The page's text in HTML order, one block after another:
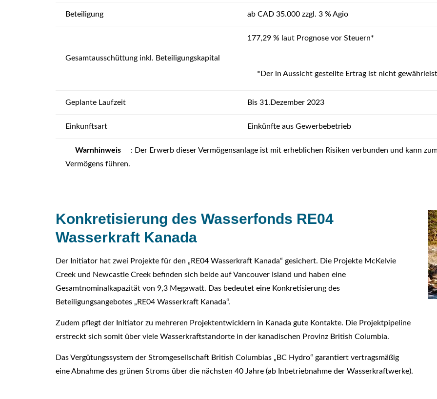
Beteiligung ab CAD 35.000 zzgl. 3 % Agio
Gesamtausschüttung inkl. Beteiligungskapital
177,29 % laut Prognose vor Steuern*
*Der in Aussicht gestellte Ertrag ist nicht
Geplante Laufzeit Bis 31.Dezember 2023
Einkunftsart Einkünfte aus Gewerbebetrieb
Warnhinweis
: Der Erwerb dieser Vermögensanlage ist mit erheblichen Risiken verbunden und kann
Vermögens führen.
Konkretisierung des Wasserfonds RE04
Wasserkraft Kanada
Der Initiator hat zwei Projekte für den „RE04 Wasserkraft Kanada“ gesichert. Die Projekte McKelvie
Creek und Newcastle Creek befinden sich beide auf Vancouver Island und haben eine
Gesamtnominalkapazität von 9,3 Megawatt. Das bedeutet eine Konkretisierung des
Beteiligungsangebotes „RE04 Wasserkraft Kanada“.
Zudem pflegt der Initiator zu mehreren Projektentwicklern in Kanada gute Kontakte. Die Projektpipeline
erstreckt sich somit über viele Wasserkraftstandorte in der kanadischen Provinz British Columbia.
Das Vergütungssystem der Stromgesellschaft British Columbias „BC Hydro“ garantiert vertragsmäßig
eine Abnahme des grünen Stroms über die nächsten 40 Jahre (ab Inbetriebnahme der Wasserkraftwerke).